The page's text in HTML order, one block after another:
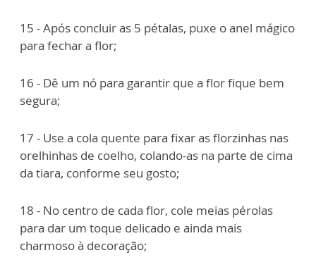
15 - Após concluir as 5 pétalas, puxe o anel mágico
para fechar a flor;
16 - Dê um nó para garantir que a flor fique bem
segura;
17 - Use a cola quente para fixar as florzinhas nas
orelhinhas de coelho, colando-as na parte de cima
da tiara, conforme seu gosto;
18 - No centro de cada flor, cole meias pérolas
para dar um toque delicado e ainda mais
charmoso à decoração;